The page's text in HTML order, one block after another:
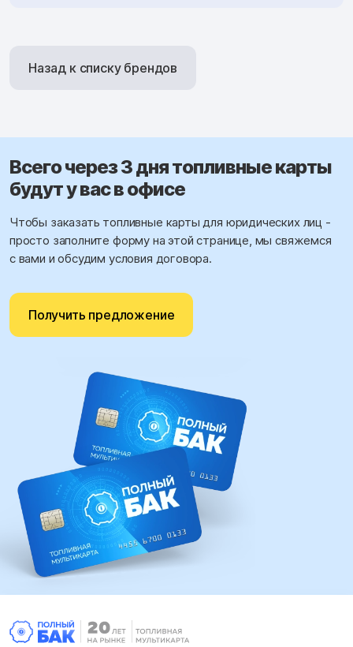
Назад к списку брендов
Всего через 3 дня топливные карты
будут у вас в офисе
Чтобы заказать топливные карты для юридических лиц -
просто заполните форму на этой странице, мы свяжемся
с вами и обсудим условия договора.
Получить предложение